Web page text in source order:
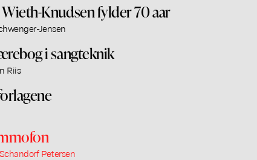
Wieth-Knudsen fylder 70 aar
Jensen
i sangteknik
Riis
Petersen